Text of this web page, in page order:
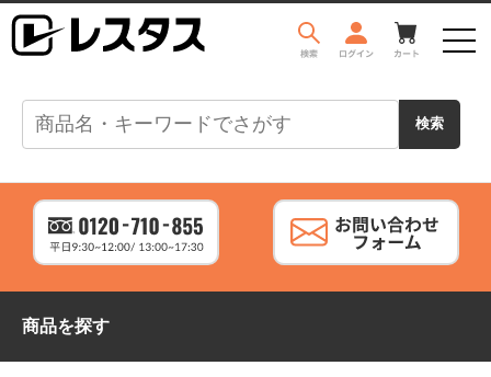
商品を探す